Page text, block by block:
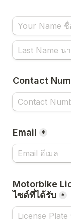
Contact
Email *
Motorbike
ไซด์ที่ได้รับ *